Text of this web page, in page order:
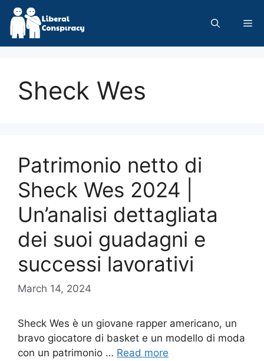
Skip
content
Sheck Wes
Patrimonio netto di
Sheck Wes 2024 |
Un’analisi dettagliata
dei suoi guadagni e
successi lavorativi
March 14, 2024
Sheck Wes è un giovane rapper americano, un
bravo giocatore di basket e un modello di moda
con un patrimonio … Read more